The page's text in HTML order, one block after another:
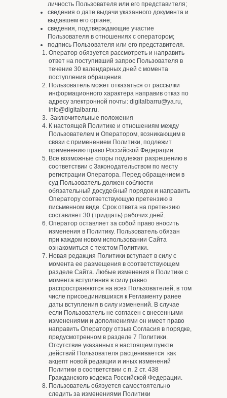
личность Пользователя или его представителя;
сведения о дате выдачи указанного документа и
выдавшем его органе;
сведения, подтверждающие участие
Пользователя в отношениях с оператором;
подпись Пользователя или его представителя.
Оператор обязуется рассмотреть и направить
ответ на поступивший запрос Пользователя в
течение 30 календарных дней с момента
поступления обращения.
Пользователь может отказаться от рассылки
информационного характера направив отказ по
адресу электронной почты: digitalbarru@ya.ru,
info@digitalbar.ru.
Заключительные положения
К настоящей Политике и отношениям между
Пользователем и Оператором, возникающим в
связи с применением Политики, подлежит
применению право Российской Федерации.
Все возможные споры подлежат разрешению в
соответствии с Законодательством по месту
регистрации Оператора. Перед обращением в
суд Пользователь должен соблюсти
обязательный досудебный порядок и направить
Оператору соответствующую претензию в
письменном виде. Срок ответа на претензию
составляет 30 (тридцать) рабочих дней.
Оператор оставляет за собой право вносить
изменения в Политику. Пользователь обязан
при каждом новом использовании Сайта
ознакомиться с текстом Политики.
Новая редакция Политики вступает в силу с
момента ее размещения в соответствующем
разделе Сайта. Любые изменения в Политике с
момента вступления в силу равно
распространяются на всех Пользователей, в том
числе присоединившихся к Регламенту ранее
даты вступления в силу изменений. В случае
если Пользователь не согласен с внесенными
изменениями и дополнениями он имеет право
направить Оператору отзыв Согласия в порядке,
предусмотренном в разделе 7 Политики.
Отсутствие указанных в настоящем пункте
действий Пользователя расценивается как
акцепт новой редакции и иных изменений
Политики в соответствии с п. 2 ст. 438
Гражданского кодекса Российской Федерации.
Пользователь обязуется самостоятельно
следить за изменениями Политики